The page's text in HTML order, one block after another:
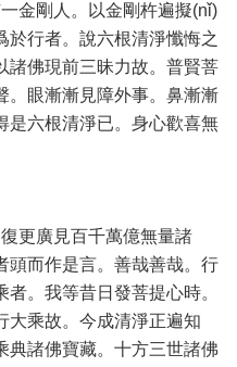
金剛人。以金剛杵遍擬(nǐ)
於行者。說六根清淨懺悔之
諸佛現前三昧力故。普賢菩
。眼漸漸見障外事。鼻漸漸
是六根清淨已。身心歡喜無
更廣見百千萬億無量諸
頭而作是言。善哉善哉。行
。我等昔日發菩提心時。
大乘故。今成清淨正遍知
典諸佛寶藏。十方三世諸佛